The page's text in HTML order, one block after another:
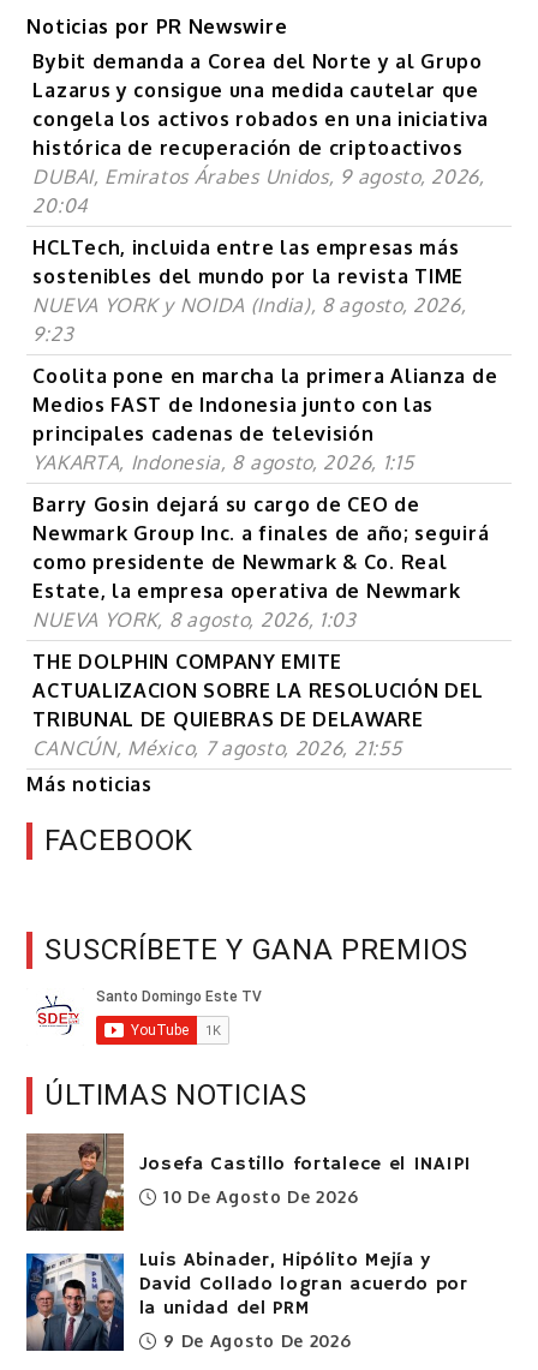
Noticias por PR Newswire
Bybit demanda a Corea del Norte y al Grupo
Lazarus y consigue una medida cautelar que
congela los activos robados en una iniciativa
histórica de recuperación de criptoactivos
DUBAI, Emiratos Árabes Unidos, 9 agosto, 2026,
20:04
HCLTech, incluida entre las empresas más
sostenibles del mundo por la revista TIME
NUEVA YORK y NOIDA (India), 8 agosto, 2026,
9:23
Coolita pone en marcha la primera Alianza de
Medios FAST de Indonesia junto con las
principales cadenas de televisión
YAKARTA, Indonesia, 8 agosto, 2026, 1:15
Barry Gosin dejará su cargo de CEO de
Newmark Group Inc. a finales de año; seguirá
como presidente de Newmark & Co. Real
Estate, la empresa operativa de Newmark
NUEVA YORK, 8 agosto, 2026, 1:03
THE DOLPHIN COMPANY EMITE
ACTUALIZACION SOBRE LA RESOLUCIÓN DEL
TRIBUNAL DE QUIEBRAS DE DELAWARE
CANCÚN, México, 7 agosto, 2026, 21:55
Más noticias
FACEBOOK
SUSCRÍBETE Y GANA PREMIOS
ÚLTIMAS NOTICIAS
Josefa Castillo fortalece el INAIPI
10 De Agosto De 2026
Luis Abinader, Hipólito Mejía y
David Collado logran acuerdo por
la unidad del PRM
9 De Agosto De 2026